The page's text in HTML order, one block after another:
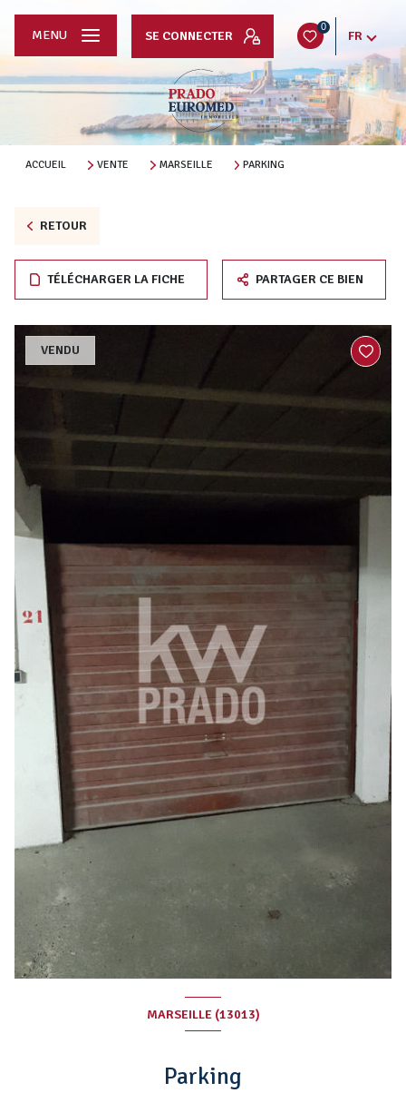
SE CONNECTER
0
FR
MENU
ACCUEIL VENTE MARSEILLE PARKING
RETOUR
TÉLÉCHARGER LA FICHE PARTAGER CE BIEN
VENDU
MARSEILLE (13013)
Parking